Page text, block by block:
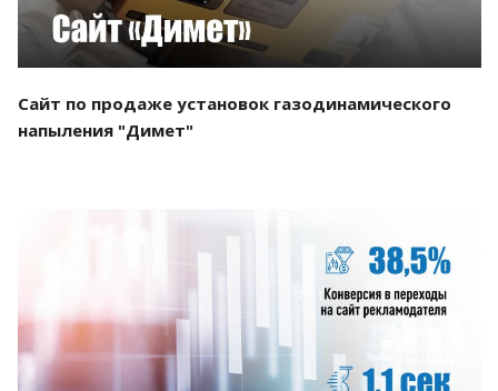
Сайт по продаже установок газодинамического
напыления "Димет"